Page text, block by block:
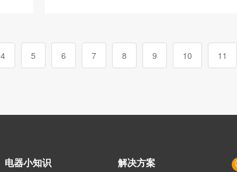
4 5 6 7 8 9 10 11
电器小知识 解决方案